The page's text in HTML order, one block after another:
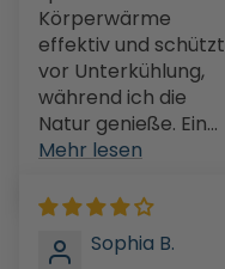
Körperwärme
effektiv und schützt
vor Unterkühlung,
während ich die
Natur genieße. Ein...
Mehr lesen
Sophia B.